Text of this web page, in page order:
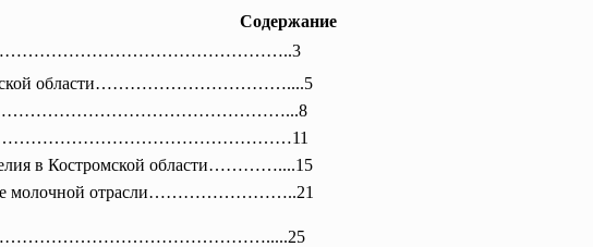
Содержание
…………………..3
области……………………………....5
……...8
……11
в Костромской области…………....15
молочной отрасли……………………..21
………………….....25